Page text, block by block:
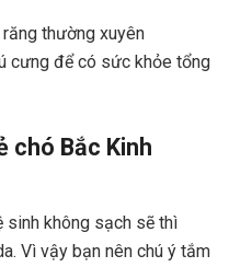
thường xuyên
cưng để có sức khỏe tổng
chó Bắc Kinh
sinh không sạch sẽ thì
Vì vậy bạn nên chú ý tắm